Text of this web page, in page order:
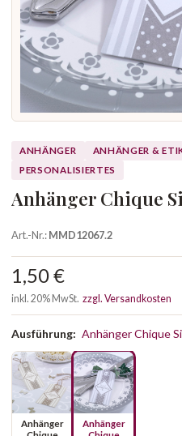
ANHÄNGER ANHÄNGER &
PERSONALISIERTES
Anhänger Chique
Art.-Nr.:MMD12067.2
1,50 €
inkl. 20% MwSt. zzgl. Versandkosten
Ausführung: Anhänger Chique
Anhänger
Anhänger